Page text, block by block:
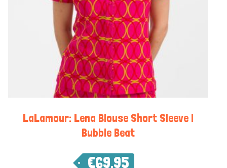
LaLamour: Lena Blouse Short Sleeve |
Bubble Beat
€69,95